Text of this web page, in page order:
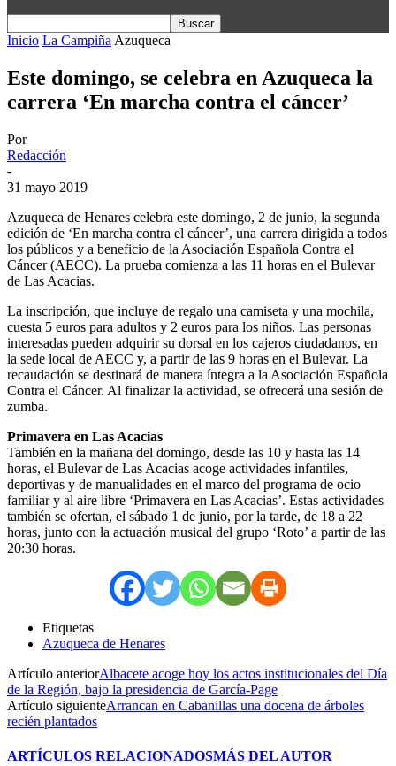
Inicio La Campiña Azuqueca
Este domingo, se celebra en Azuqueca la
carrera ‘En marcha contra el cáncer’
Por
Redacción
-
31 mayo 2019
Azuqueca de Henares celebra este domingo, 2 de junio, la segunda
edición de ‘En marcha contra el cáncer’, una carrera dirigida a todos
los públicos y a beneficio de la Asociación Española Contra el
Cáncer (AECC). La prueba comienza a las 11 horas en el Bulevar
de Las Acacias.
La inscripción, que incluye de regalo una camiseta y una mochila,
cuesta 5 euros para adultos y 2 euros para los niños. Las personas
interesadas pueden adquirir su dorsal en los cajeros ciudadanos, en
la sede local de AECC y, a partir de las 9 horas en el Bulevar. La
recaudación se destinará de manera íntegra a la Asociación Española
Contra el Cáncer. Al finalizar la actividad, se ofrecerá una sesión de
zumba.
Primavera en Las Acacias
También en la mañana del domingo, desde las 10 y hasta las 14
horas, el Bulevar de Las Acacias acoge actividades infantiles,
deportivas y de manualidades en el marco del programa de ocio
familiar y al aire libre ‘Primavera en Las Acacias’. Estas actividades
también se ofertan, el sábado 1 de junio, por la tarde, de 18 a 22
horas, junto con la actuación musical del grupo ‘Roto’ a partir de las
20:30 horas.
Etiquetas
Azuqueca de Henares
Artículo anteriorAlbacete acoge hoy los actos institucionales del Día
de la Región, bajo la presidencia de García-Page
Artículo siguienteArrancan en Cabanillas una docena de árboles
recién plantados
ARTÍCULOS RELACIONADOSMÁS DEL AUTOR